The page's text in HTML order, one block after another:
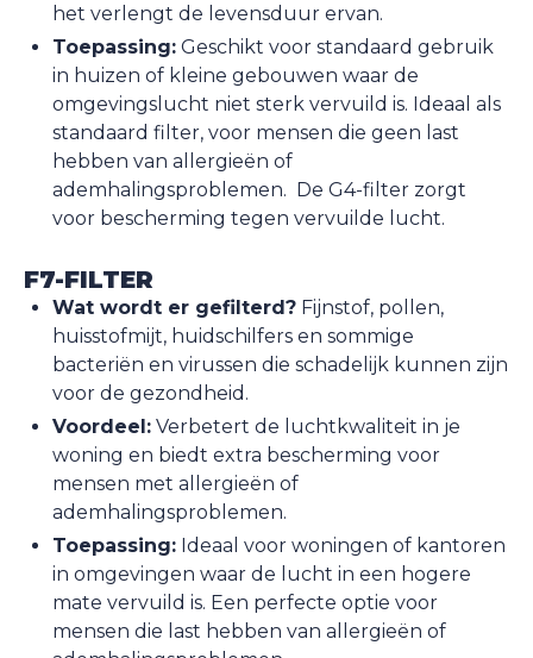
het verlengt de levensduur ervan.
Toepassing: Geschikt voor standaard gebruik
in huizen of kleine gebouwen waar de
omgevingslucht niet sterk vervuild is. Ideaal als
standaard filter, voor mensen die geen last
hebben van allergieën of
ademhalingsproblemen. De G4-filter zorgt
voor bescherming tegen vervuilde lucht.
F7-FILTER
Wat wordt er gefilterd? Fijnstof, pollen,
huisstofmijt, huidschilfers en sommige
bacteriën en virussen die schadelijk kunnen zijn
voor de gezondheid.
Voordeel: Verbetert de luchtkwaliteit in je
woning en biedt extra bescherming voor
mensen met allergieën of
ademhalingsproblemen.
Toepassing: Ideaal voor woningen of kantoren
in omgevingen waar de lucht in een hogere
mate vervuild is. Een perfecte optie voor
mensen die last hebben van allergieën of